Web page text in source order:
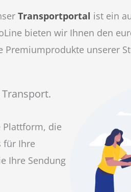
Transportportal ist ein
bieten wir Ihnen den
unserer
Plattform, die
für Ihre
Ihre Sendung